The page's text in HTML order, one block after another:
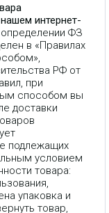
интернет-
определении ФЗ
в «Правилах
РФ от
при
способом вы
доставки
подлежащих
условием
товара:
упаковка и
товар,